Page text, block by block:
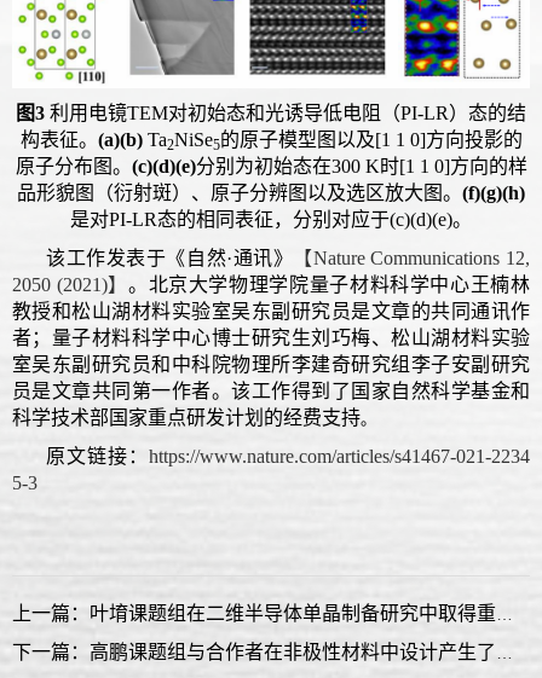
图3 利用电镜TEM对初始态和光诱导低电阻（PI-LR）态的结
构表征。 (a)(b) Ta2NiSe5的原子模型图以及[1 1 0]方向投影的
原子分布图。 (c)(d)(e)分别为初始态在300 K时[1 1 0]方向的样
品形貌图（衍射斑）、原子分辨图以及选区放大图。 (f)(g)(h)
是对PI-LR态的相同表征，分别对应于(c)(d)(e)。
该工作发表于《自然·通讯》
【Nature Communications 12,
2050 (2021)】 。北京大学物理学院量子材料科学中心王楠林
教授和松山湖材料实验室吴东副研究员是文章的共同通讯作
者；量子材料科学中心博士研究生刘巧梅、松山湖材料实验
室吴东副研究员和中科院物理所李建奇研究组李子安副研究
员是文章共同第一作者。该工作得到了国家自然科学基金和
科学技术部国家重点研发计划的经费支持。
原文链接： https://www.nature.com/articles/s41467-021-2234
5-3